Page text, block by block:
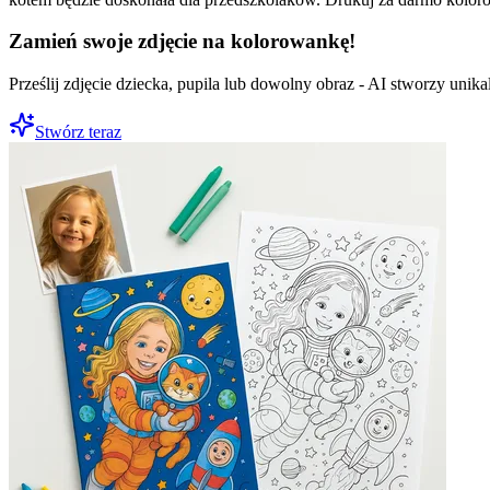
Zamień swoje zdjęcie na kolorowankę!
Prześlij zdjęcie dziecka, pupila lub dowolny obraz - AI stworzy
Stwórz teraz